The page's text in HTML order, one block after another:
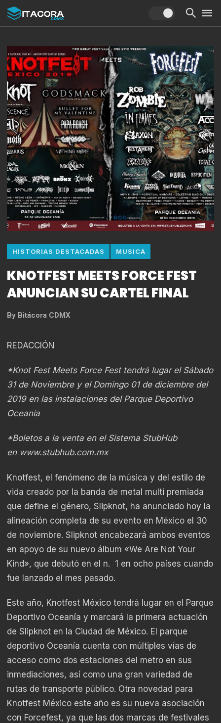
HISTORIAS DESTACADAS MUSICA
KNOTFEST MEETS FORCE FEST
ANUNCIAN SU CARTEL FINAL
By Bitácora CDMX
REDACCIÓN
*Knot Fest Meets Force Fest tendrá lugar el Sábado
31 de Noviembre y el Domingo 01 de diciembre del
2019 en las instalaciones del Parque Deportivo
Oceanía
*Boletos a la venta en el Sistema StubHub
en www.stubhub.com.mx
Knotfest, el fenómeno de la música y del estilo de
vida creado por la banda de metal multi premiada
que define el género, Slipknot, ha anunciado hoy la
alineación completa de su evento en México el 30
de noviembre. Slipknot encabezará ambos eventos
en apoyo de su nuevo álbum «We Are Not Your
Kind», que debutó en el n. 1 en ocho países cuando
fue lanzado el mes pasado.
Este año, Knotfest México tendrá lugar en el Parque
Deportivo Oceanía y marcará la primera actuación
de Slipknot en la Ciudad de México. El parque
deportivo Oceanía cuenta con múltiples vías de
acceso como dos estaciones del metro en sus
inmediaciones, así como una gran variedad de
rutas de transporte público. Otra novedad para
Knotfest México este año es su nueva asociación
con Forcefest, ya que las dos marcas de festivales